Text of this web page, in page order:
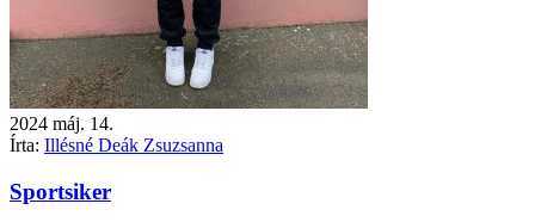
2024 máj. 14.
Írta: Illésné Deák Zsuzsanna
Sportsiker